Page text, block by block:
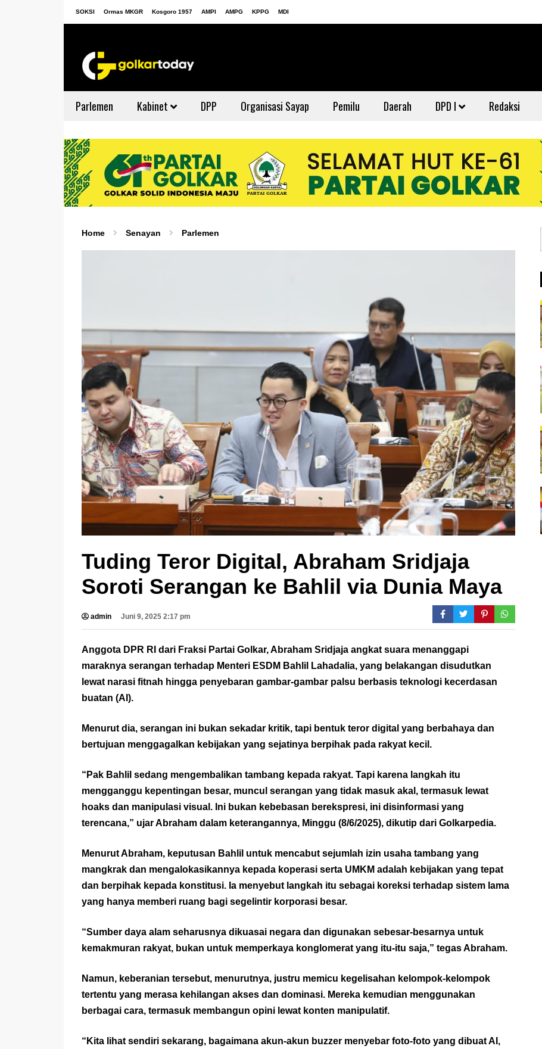
SOKSI Ormas MKGR Kosgoro 1957 AMPI AMPG KPPG MDI
Parlemen Kabinet DPP Organisasi Sayap Pemilu Daerah DPD I Redaksi
Home Senayan Parlemen
Tuding Teror Digital, Abraham Sridjaja
Soroti Serangan ke Bahlil via Dunia Maya
admin Juni 9, 2025 2:17 pm
Anggota DPR RI dari Fraksi Partai Golkar, Abraham Sridjaja angkat suara menanggapi
maraknya serangan terhadap Menteri ESDM Bahlil Lahadalia, yang belakangan disudutkan
lewat narasi fitnah hingga penyebaran gambar-gambar palsu berbasis teknologi kecerdasan
buatan (AI).
Menurut dia, serangan ini bukan sekadar kritik, tapi bentuk teror digital yang berbahaya dan
bertujuan menggagalkan kebijakan yang sejatinya berpihak pada rakyat kecil.
“Pak Bahlil sedang mengembalikan tambang kepada rakyat. Tapi karena langkah itu
mengganggu kepentingan besar, muncul serangan yang tidak masuk akal, termasuk lewat
hoaks dan manipulasi visual. Ini bukan kebebasan berekspresi, ini disinformasi yang
terencana,” ujar Abraham dalam keterangannya, Minggu (8/6/2025), dikutip dari Golkarpedia.
Menurut Abraham, keputusan Bahlil untuk mencabut sejumlah izin usaha tambang yang
mangkrak dan mengalokasikannya kepada koperasi serta UMKM adalah kebijakan yang tepat
dan berpihak kepada konstitusi. Ia menyebut langkah itu sebagai koreksi terhadap sistem lama
yang hanya memberi ruang bagi segelintir korporasi besar.
“Sumber daya alam seharusnya dikuasai negara dan digunakan sebesar-besarnya untuk
kemakmuran rakyat, bukan untuk memperkaya konglomerat yang itu-itu saja,” tegas Abraham.
Namun, keberanian tersebut, menurutnya, justru memicu kegelisahan kelompok-kelompok
tertentu yang merasa kehilangan akses dan dominasi. Mereka kemudian menggunakan
berbagai cara, termasuk membangun opini lewat konten manipulatif.
“Kita lihat sendiri sekarang, bagaimana akun-akun buzzer menyebar foto-foto yang dibuat AI,